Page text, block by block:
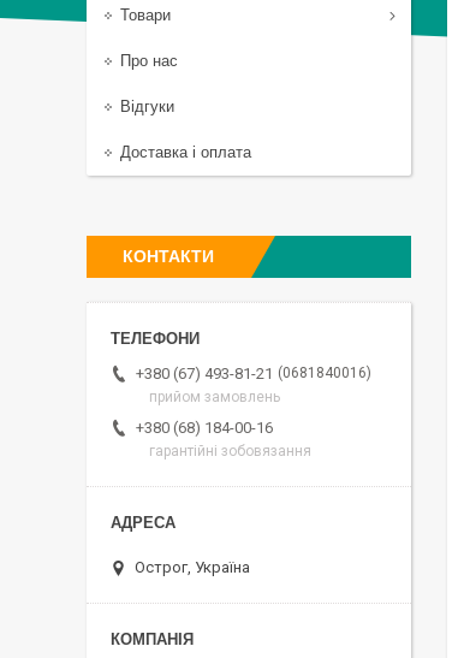
Товари
Про нас
Відгуки
Доставка і оплата
КОНТАКТИ
+380 (67) 493-81-21
0681840016
прийом замовлень
+380 (68) 184-00-16
гарантійні зобовязання
Острог, Україна